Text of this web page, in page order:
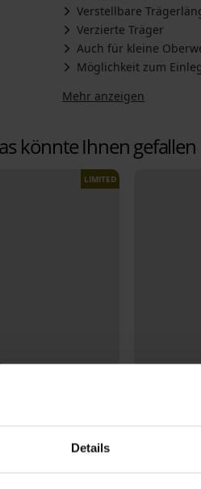
Details
Verstellbare
Verzierte Träger
Auch für kleine
Möglichkeit zum
Mehr anzeigen
könnte Ihnen gefallen
LIMITED
47,24 € Code: